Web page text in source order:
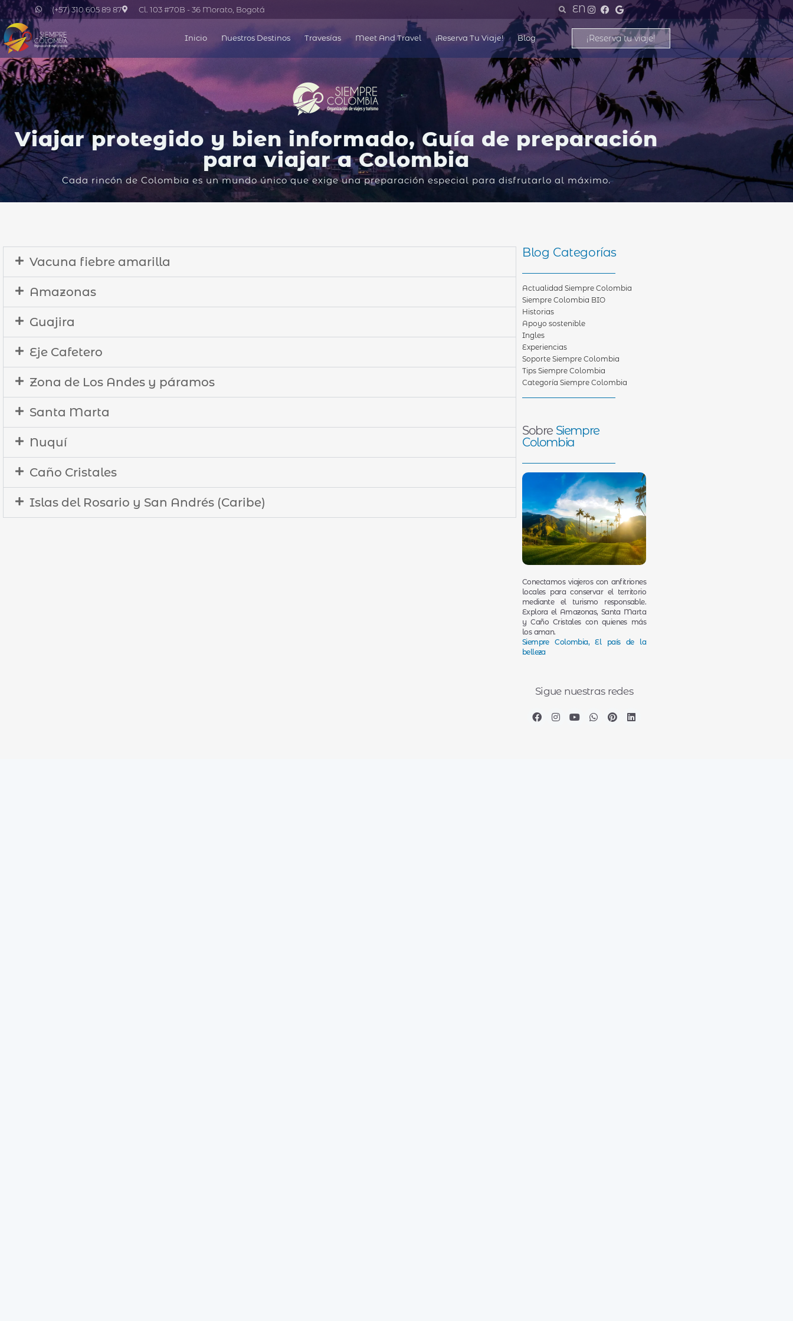
(+57) 310 605 89 87 Cl. 103 #70B - 36 Morato, Bogotá EN
Inicio Nuestros Destinos Travesías Meet And Travel ¡Reserva Tu Viaje! Blog ¡Reserva tu viaje!
Viajar protegido y bien informado, Guía de preparación
para viajar a Colombia
Cada rincón de Colombia es un mundo único que exige una preparación especial para disfrutarlo al máximo.
Vacuna fiebre amarilla
Amazonas
Guajira
Eje Cafetero
Zona de Los Andes y páramos
Santa Marta
Nuquí
Caño Cristales
Islas del Rosario y San Andrés (Caribe)
Blog Categorías
Actualidad Siempre Colombia
Siempre Colombia BIO
Historias
Apoyo sostenible
Ingles
Experiencias
Soporte Siempre Colombia
Tips Siempre Colombia
Categoría Siempre Colombia
Sobre Siempre
Colombia
Conectamos viajeros con anfitriones
locales para conservar el territorio
mediante el turismo responsable.
Explora el Amazonas, Santa Marta
y Caño Cristales con quienes más
los aman.
Siempre Colombia, El país de la
belleza
Sigue nuestras redes